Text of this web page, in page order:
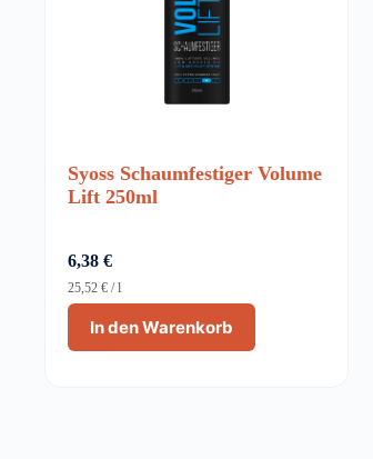
Syoss Schaumfestiger Volume
Lift 250ml
6,38 €
In den Warenkorb
25,52 € /l